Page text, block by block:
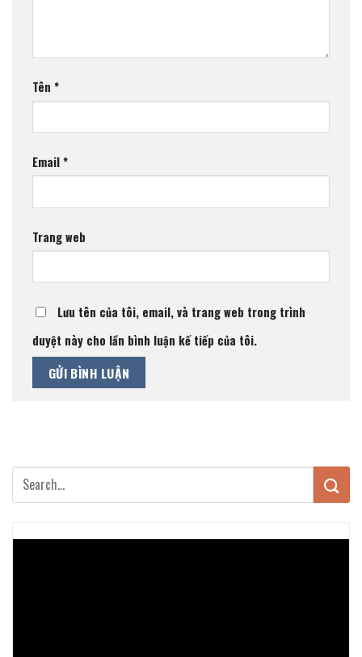
Tên *
Email*
Trang web
Lưu tên của tôi, email, và trang web trong trình
duyệt này cho lần bình luận kế tiếp của tôi.